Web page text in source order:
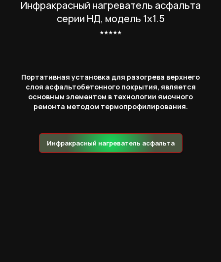
Инфракрасный нагреватель асфальта
серии НД, модель 1х1.5
⭑⭑⭑⭑⭑
Портативная установка для разогрева верхнего
слоя асфальтобетонного покрытия, является
основным элементом в технологии ямочного
ремонта методом термопрофилирования.
Инфракрасный нагреватель асфальта